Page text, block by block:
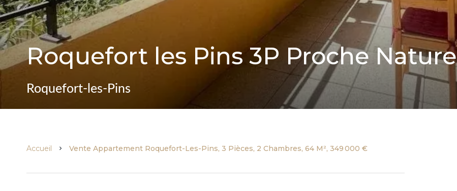
Roquefort les Pins 3P Proche Nature
Roquefort-les-Pins
Accueil Vente Appartement Roquefort-Les-Pins, 3 Pièces, 2 Chambres, 64 M², 349 000 €